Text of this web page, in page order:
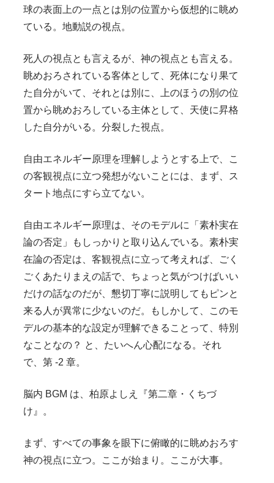
球の表面上の一点とは別の位置から仮想的に眺め
ている。地動説の視点。
死人の視点とも言えるが、神の視点とも言える。
眺めおろされている客体として、死体になり果て
た自分がいて、それとは別に、上のほうの別の位
置から眺めおろしている主体として、天使に昇格
した自分がいる。分裂した視点。
自由エネルギー原理を理解しようとする上で、こ
の客観視点に立つ発想がないことには、まず、ス
タート地点にすら立てない。
自由エネルギー原理は、そのモデルに「素朴実在
論の否定」もしっかりと取り込んでいる。素朴実
在論の否定は、客観視点に立って考えれば、ごく
ごくあたりまえの話で、ちょっと気がつけばいい
だけの話なのだが、懇切丁寧に説明してもピンと
来る人が異常に少ないのだ。もしかして、このモ
デルの基本的な設定が理解できることって、特別
なことなの？ と、たいへん心配になる。それ
で、第 -2 章。
脳内 BGM は、柏原よしえ『第二章・くちづ
け』。
まず、すべての事象を眼下に俯瞰的に眺めおろす
神の視点に立つ。ここが始まり。ここが大事。